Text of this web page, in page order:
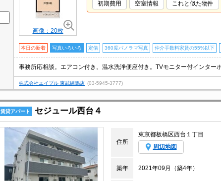
画像：20枚
初期費用
空室情報 これと似た物件
本日の新着 写真いろいろ 定借 360度パノラマ写真 仲介手数料家賃の55%以下
株式会社エイブル 東武練馬店 (03-5945-3777)
賃貸アパート セジュール西台４
住所
東京都板橋区西台１丁目
周辺地図
築年 2021年09月（築4年）